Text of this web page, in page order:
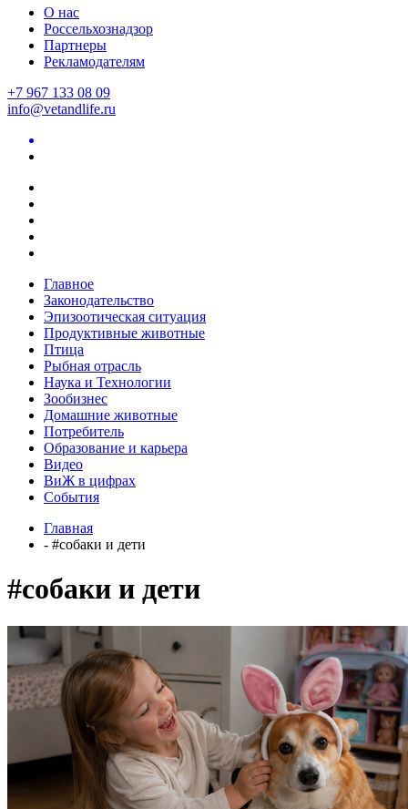
О нас
Россельхознадзор
Партнеры
Рекламодателям
+7 967 133 08 09
info@vetandlife.ru
Главное
Законодательство
Эпизоотическая ситуация
Продуктивные животные
Птица
Рыбная отрасль
Наука и Технологии
Зообизнес
Домашние животные
Потребитель
Образование и карьера
Видео
ВиЖ в цифрах
События
Главная
- #собаки и дети
#собаки и дети